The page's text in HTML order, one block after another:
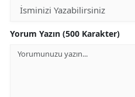
Yorum Yazın (500 Karakter)